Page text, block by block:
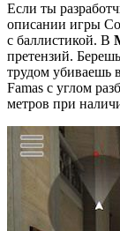
Если ты
описании игры
с баллистикой. В
претензий.
трудом убиваешь
Famas с углом
метров при